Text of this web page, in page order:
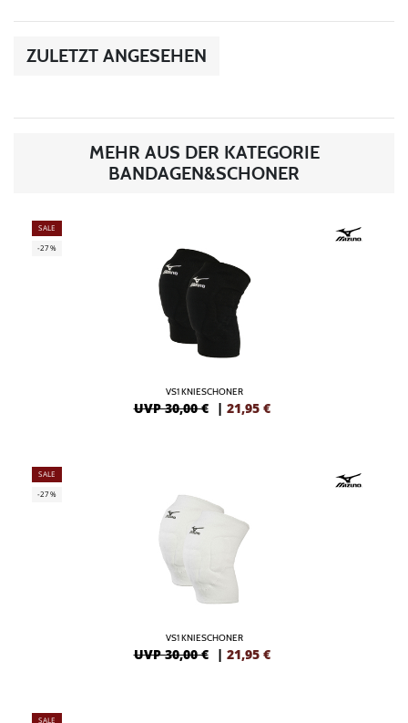
ZULETZT ANGESEHEN
MEHR AUS DER KATEGORIE
BANDAGEN&SCHONER
SALE
-27%
VS1 KNIESCHONER
UVP 30,00 € | 21,95 €
SALE
-27%
VS1 KNIESCHONER
UVP 30,00 € | 21,95 €
SALE